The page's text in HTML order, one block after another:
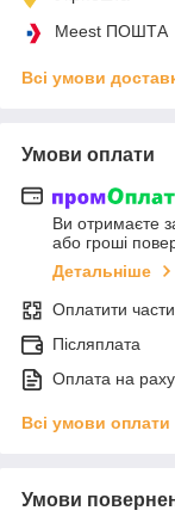
Meest ПОШТА
Всі умови
Умови оплати
Ви отримаєте
або гроші
Детальніше
Оплатити
Післяплата
Оплата на
Всі умови оплати
Умови